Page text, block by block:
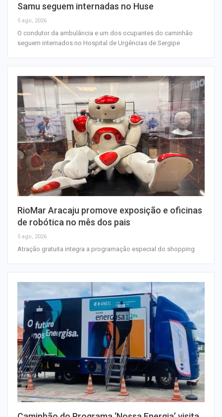
Samu seguem internadas no Huse
5 ago, 2026
O condutor da ambulância e um dos ocupantes do caminhão
seguem internados no Hospital de Urgências de Sergipe
RioMar Aracaju promove exposição e oficinas
de robótica no mês dos pais
5 ago, 2026
Atração gratuita integra a programação especial do shopping